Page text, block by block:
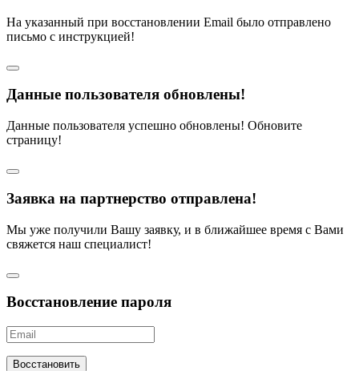
На указанный при восстановлении Email было отправлено
письмо с инструкцией!
Данные пользователя обновлены!
Данные пользователя успешно обновлены! Обновите
страницу!
Заявка на партнерство отправлена!
Мы уже получили Вашу заявку, и в ближайшее время с Вами
свяжется наш специалист!
Восстановление пароля
Восстановить